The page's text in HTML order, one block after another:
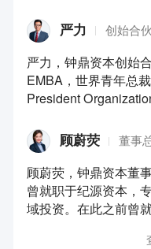
严力 创始合
严力，钟鼎资本创始
EMBA，世界青年总
President
顾蔚荧 董事
顾蔚荧，钟鼎资本董
曾就职于纪源资本，
域投资。在此之前曾